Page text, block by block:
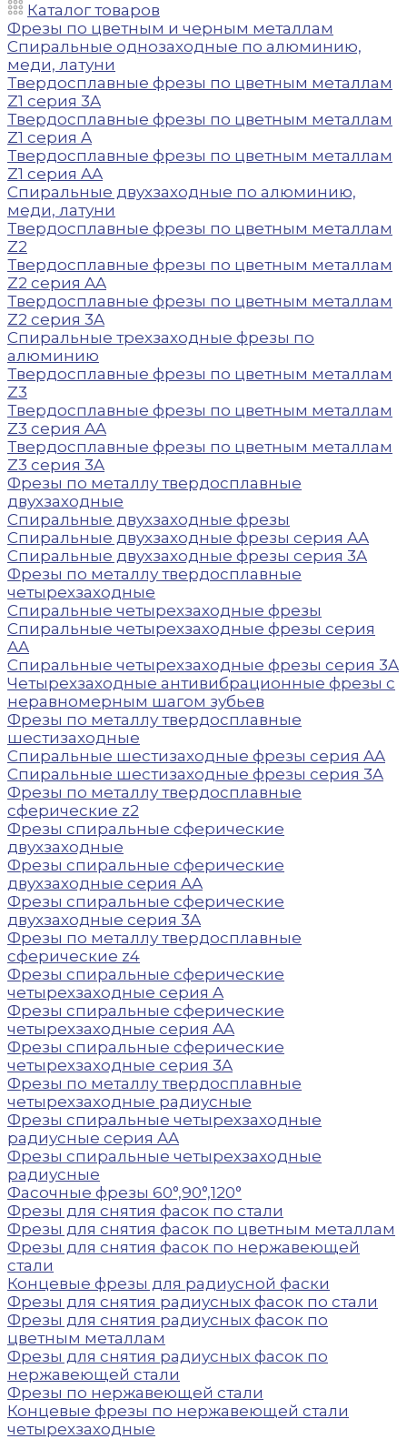
Каталог товаров
Фрезы по цветным и черным металлам
Спиральные однозаходные по алюминию,
меди, латуни
Твердосплавные фрезы по цветным металлам
Z1 серия 3A
Твердосплавные фрезы по цветным металлам
Z1 серия A
Твердосплавные фрезы по цветным металлам
Z1 серия AA
Спиральные двухзаходные по алюминию,
меди, латуни
Твердосплавные фрезы по цветным металлам
Z2
Твердосплавные фрезы по цветным металлам
Z2 серия AA
Твердосплавные фрезы по цветным металлам
Z2 серия 3A
Спиральные трехзаходные фрезы по
алюминию
Твердосплавные фрезы по цветным металлам
Z3
Твердосплавные фрезы по цветным металлам
Z3 серия AA
Твердосплавные фрезы по цветным металлам
Z3 серия 3A
Фрезы по металлу твердосплавные
двухзаходные
Спиральные двухзаходные фрезы
Спиральные двухзаходные фрезы серия AA
Спиральные двухзаходные фрезы серия 3A
Фрезы по металлу твердосплавные
четырехзаходные
Спиральные четырехзаходные фрезы
Спиральные четырехзаходные фрезы серия
AA
Спиральные четырехзаходные фрезы серия 3A
Четырехзаходные антивибрационные фрезы с
неравномерным шагом зубьев
Фрезы по металлу твердосплавные
шестизаходные
Спиральные шестизаходные фрезы серия AA
Спиральные шестизаходные фрезы серия 3A
Фрезы по металлу твердосплавные
сферические z2
Фрезы спиральные сферические
двухзаходные
Фрезы спиральные сферические
двухзаходные серия AA
Фрезы спиральные сферические
двухзаходные серия 3A
Фрезы по металлу твердосплавные
сферические z4
Фрезы спиральные сферические
четырехзаходные серия A
Фрезы спиральные сферические
четырехзаходные серия AA
Фрезы спиральные сферические
четырехзаходные серия 3A
Фрезы по металлу твердосплавные
четырехзаходные радиусные
Фрезы спиральные четырехзаходные
радиусные серия AA
Фрезы спиральные четырехзаходные
радиусные
Фасочные фрезы 60°,90°,120°
Фрезы для снятия фасок по стали
Фрезы для снятия фасок по цветным металлам
Фрезы для снятия фасок по нержавеющей
стали
Концевые фрезы для радиусной фаски
Фрезы для снятия радиусных фасок по стали
Фрезы для снятия радиусных фасок по
цветным металлам
Фрезы для снятия радиусных фасок по
нержавеющей стали
Фрезы по нержавеющей стали
Концевые фрезы по нержавеющей стали
четырехзаходные